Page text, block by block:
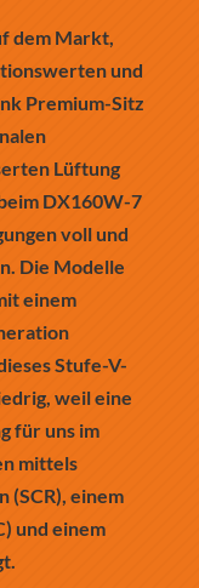
dem Markt,
und
Premium-Sitz
Lüftung
DX160W-7
voll und
Die Modelle
einem
Stufe-V-
weil eine
für uns im
mittels
einem
und einem